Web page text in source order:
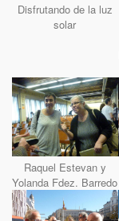
Disfrutando de la luz
solar
Raquel Estevan y
Yolanda Fdez. Barredo